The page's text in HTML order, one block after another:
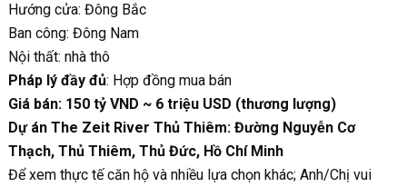
Hướng cửa: Đông Bắc
Ban công: Đông Nam
Nội thất: nhà thô
Pháp lý đầy đủ: Hợp đồng mua bán
Giá bán: 150 tỷ VND ~ 6 triệu USD (thương lượng)
Dự án The Zeit River Thủ Thiêm: Đường Nguyễn Cơ
Thạch, Thủ Thiêm, Thủ Đức, Hồ Chí Minh
Để xem thực tế căn hộ và nhiều lựa chọn khác; Anh/Chị vui